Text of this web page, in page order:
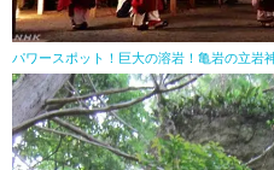
パワースポット！巨大の溶岩！亀岩の立岩